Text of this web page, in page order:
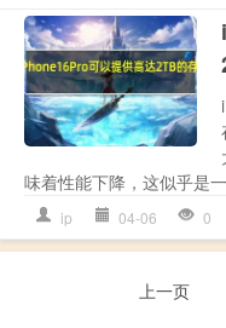
味着性能下降，这似乎是
ip 04-06 0
上一页